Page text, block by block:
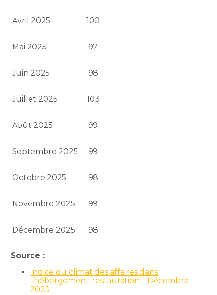
Avril 2025 100
Mai 2025 97
Juin 2025 98
Juillet 2025 103
Août 2025 99
Septembre 2025 99
Octobre 2025 98
Novembre 2025 99
Décembre 2025 98
Source :
Indice du climat des affaires dans
l’hébergement-restauration – Décembre
2025